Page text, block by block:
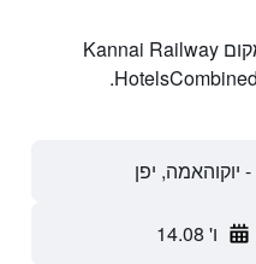
חיפוש והשוואתמלונות בקרבת מקום Kannai Railway
ו' 14.08